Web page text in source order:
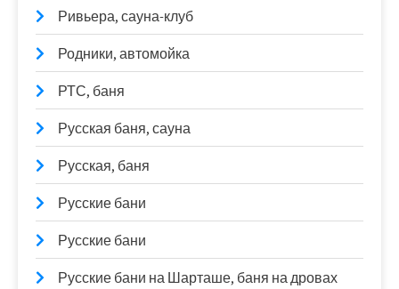
Ривьера, сауна-клуб
Родники, автомойка
РТС, баня
Русская баня, сауна
Русская, баня
Русские бани
Русские бани
Русские бани на Шарташе, баня на дровах